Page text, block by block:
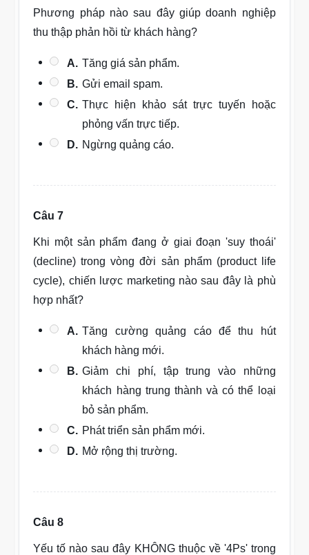
Phương pháp nào sau đây giúp doanh nghiệp
thu thập phản hồi từ khách hàng?
A. Tăng giá sản phẩm.
B. Gửi email spam.
C. Thực hiện khảo sát trực tuyến hoặc
phỏng vấn trực tiếp.
D. Ngừng quảng cáo.
Câu 7
Khi một sản phẩm đang ở giai đoạn 'suy thoái'
(decline) trong vòng đời sản phẩm (product life
cycle), chiến lược marketing nào sau đây là phù
hợp nhất?
A. Tăng cường quảng cáo để thu hút
khách hàng mới.
B. Giảm chi phí, tập trung vào những
khách hàng trung thành và có thể loại
bỏ sản phẩm.
C. Phát triển sản phẩm mới.
D. Mở rộng thị trường.
Câu 8
Yếu tố nào sau đây KHÔNG thuộc về '4Ps' trong